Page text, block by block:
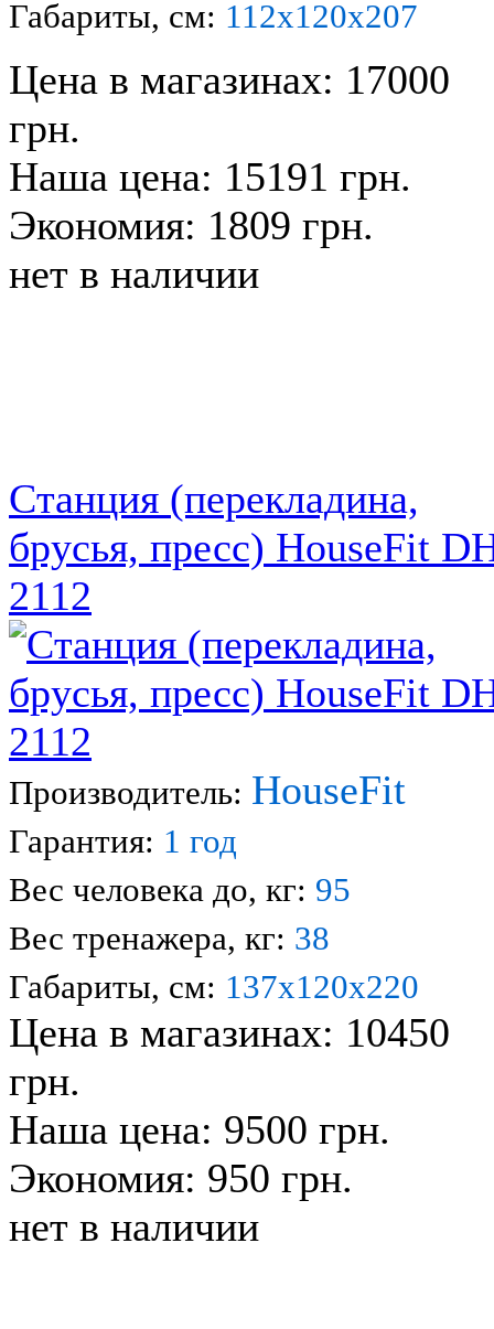
Габариты, см: 112х120х207
Цена в магазинах: 17000
грн.
Наша цена: 15191 грн.
Экономия: 1809 грн.
нет в наличии
Станция (перекладина,
брусья, пресс) HouseFit
2112
Производитель: HouseFit
Гарантия: 1 год
Вес человека до, кг: 95
Вес тренажера, кг: 38
Габариты, см: 137х120х220
Цена в магазинах: 10450
грн.
Наша цена: 9500 грн.
Экономия: 950 грн.
нет в наличии